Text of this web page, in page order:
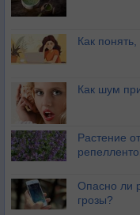
Как
Как шум
Растение
Опасно ли
грозы?